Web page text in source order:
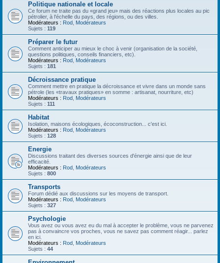
Politique nationale et locale
Ce forum ne traite pas du «grand jeu» mais des réactions plus locales au pic
pétrolier, à l'échelle du pays, des régions, ou des villes.
Modérateurs : Rod Modérateurs
Sujets : 119
Préparer le futur
Comment anticiper au mieux le choc à venir (organisation de la société,
questions politiques, conseils financiers, etc).
Modérateurs : Rod Modérateurs
Sujets : 181
Décroissance pratique
Comment mettre en pratique la décroissance et vivre dans un monde sans
pétrole (les «travaux pratiques» en somme : artisanat, nourriture, etc)
Modérateurs : Rod Modérateurs
Sujets : 111
Habitat
Isolation, maisons écologiques, écoconstruction... c'est ici.
Modérateurs : Rod Modérateurs
Sujets : 128
Energie
Discussions traitant des diverses sources d'énergie ainsi que de leur
efficacité.
Modérateurs : Rod Modérateurs
Sujets : 800
Transports
Forum dédié aux discussions sur les moyens de transport.
Modérateurs : Rod Modérateurs
Sujets : 327
Psychologie
Vous avez ou vous avez eu du mal à accepter le problème, vous ne parvenez
pas à convaincre vos proches, vous ne savez pas comment réagir... parlez
en ici.
Modérateurs : Rod Modérateurs
Sujets : 44